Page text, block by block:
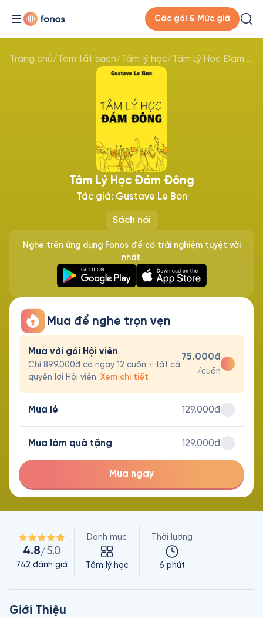
Các gói & Mức giá
Trang chủ/Tóm tắt sách/Tâm lý học/ Tâm Lý Học Đám Đông
Sách nói
Tâm Lý Học Đám Đông
Tác giả: Gustave Le Bon
Nghe trên ứng dụng Fonos để có trải nghiệm tuyệt vời
nhất.
Mua để nghe trọn vẹn
Mua với gói Hội viên
Chỉ 899.000đ có ngay 12 cuốn + tất cả
quyền lợi Hội viên. Xem chi tiết
75.000đ
/cuốn
Mua lẻ 129.000đ
Mua làm quà tặng 129.000đ
Mua ngay
4.8/5.0
742 đánh giá
Danh mục
Tâm lý học
Thời lượng
6 phút
Giới Thiệu